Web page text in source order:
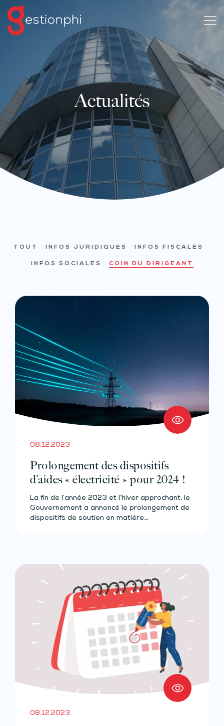
Actualités
TOUT INFOS JURIDIQUES INFOS FISCALES
INFOS SOCIALES COIN DU DIRIGEANT
08.12.2023
Prolongement des dispositifs
d’aides « électricité » pour 2024 !
La fin de l’année 2023 et l’hiver approchant, le
Gouvernement a annoncé le prolongement de
dispositifs de soutien en matière…
08.12.2023